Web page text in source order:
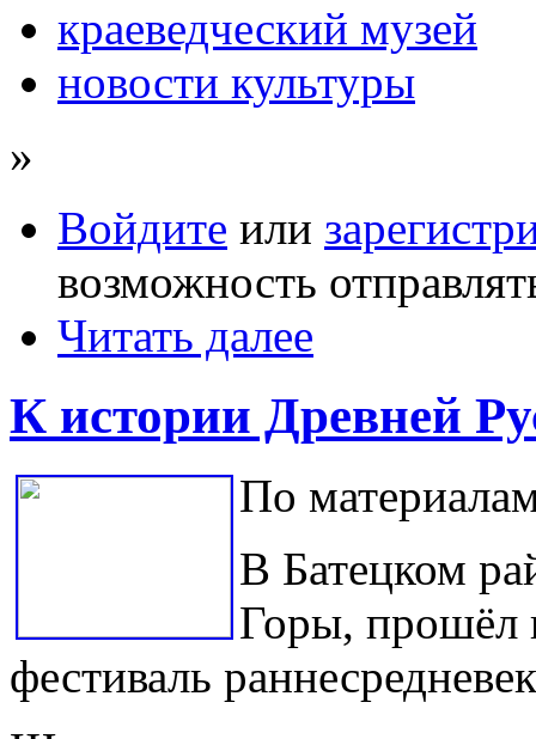
краеведческий музей
новости культуры
»
Войдите или
возможность
Читать далее
К истории Древней
По
В Батецком
Горы, прошёл
фестиваль